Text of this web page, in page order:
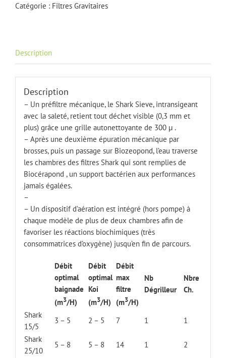
Catégorie : Filtres Gravitaires
Description
Description
– Un préfiltre mécanique, le Shark Sieve, intransigeant
avec la saleté, retient tout déchet visible (0,3 mm et
plus) grâce une grille autonettoyante de 300 µ .
– Après une deuxième épuration mécanique par
brosses, puis un passage sur Biozeopond, l’eau traverse
les chambres des filtres Shark qui sont remplies de
Biocérapond , un support bactérien aux performances
jamais égalées.
–
– Un dispositif d’aération est intégré (hors pompe) à
chaque modèle de plus de deux chambres afin de
favoriser les réactions biochimiques (très
consommatrices d’oxygène) jusqu’en fin de parcours.
Débit
optimal
baignade
(m3/H)
Débit
optimal
Koi
(m3/H)
Débit
max
filtre
(m3/H)
Nb
Dégrilleur
Nbre
Ch.
Shark
15/5
3 – 5 2 – 5 7 1
1
Shark
25/10
5 – 8 5 – 8 14 1
2